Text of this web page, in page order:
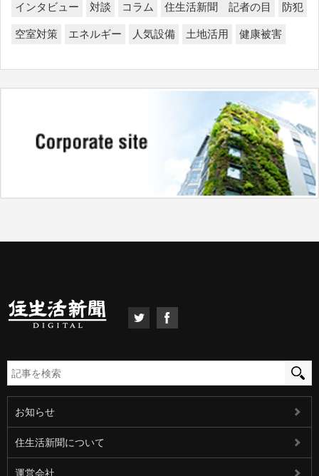
インタビュー 対談 コラム 住生活新聞 記者の目 防犯
空室対策 エネルギー 人気設備 土地活用 健康被害
お知らせ
住生活新聞について
運営会社